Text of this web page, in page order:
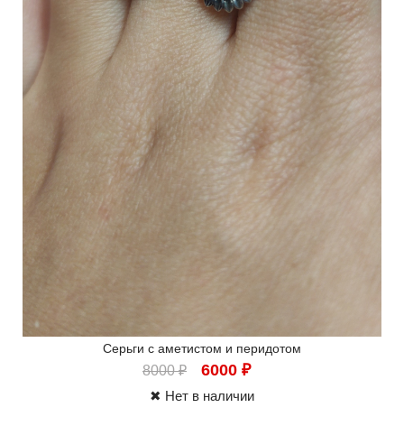
Серьги с аметистом и перидотом
8000₽ 6000 ₽
✖ Нет в наличии